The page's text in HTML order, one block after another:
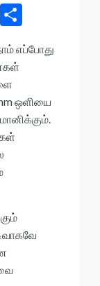
T
hr h
ar
எப்போது
ஒளியை